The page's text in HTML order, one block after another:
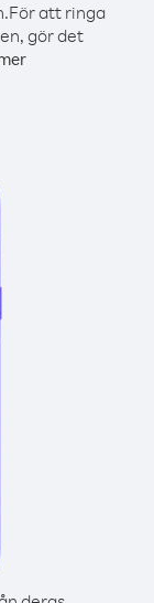
För att ringa
gör det